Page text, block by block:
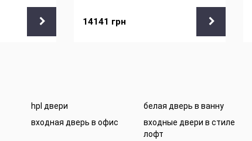
14141 грн
hpl двери белая дверь в ванну
входная дверь в офис
входные двери в стиле
лофт